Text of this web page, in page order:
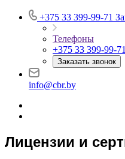
+375 33 399-99-71
Телефоны
+375 33 399-99-71
Заказать звонок
info@cbr.by
Лицензии и